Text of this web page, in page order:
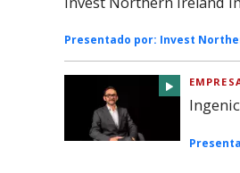
Presentado por: Invest